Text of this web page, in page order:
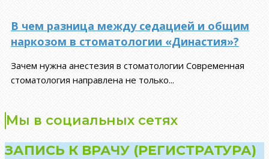
В чем разница между седацией и общим
наркозом в стоматологии «Династия»?
Зачем нужна анестезия в стоматологии Современная
стоматология направлена не только...
Мы в социальных сетях
ЗАПИСЬ К ВРАЧУ (РЕГИСТРАТУРА)